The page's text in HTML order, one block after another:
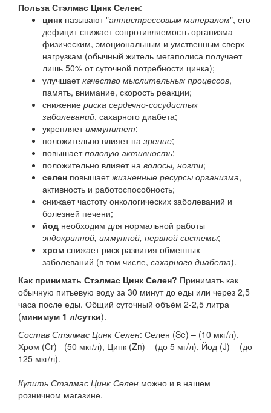
Польза Стэлмас Цинк Селен:
цинк называют "антистрессовым минералом", его
дефицит снижает сопротивляемость организма
физическим, эмоциональным и умственным сверх
нагрузкам (обычный житель мегаполиса получает
лишь 50% от суточной потребности цинка);
улучшаеткачество мыслительных процессов,
память, внимание, скорость реакции;
снижение риска сердечно-сосудистых
заболеваний, сахарного диабета;
укрепляетиммунитет;
положительно влияет на зрение;
повышаетполовую активность;
положительно влияет на волосы, ногти;
селен повышаетжизненные ресурсы организма,
активность и работоспособность;
снижает частоту онкологических заболеваний и
болезней печени;
йод необходим для нормальной работы
эндокринной, иммунной, нервной системы;
хром снижает риск развития обменных
заболеваний (в том числе, сахарного диабета).
Как принимать Стэлмас Цинк Селен? Принимать как
обычную питьевую воду за 30 минут до еды или через 2,5
часа после еды. Общий суточный объём 2-2,5 литра
(минимум 1 л/сутки).
Состав Стэлмас Цинк Селен: Селен (Se) – (10 мкг/л),
Хром (Cr) –(50 мкг/л), Цинк (Zn) – (до 5 мг/л), Йод (J) – (до
125 мкг/л).
Купить Стэлмас Цинк Селен можно и в нашем
розничном магазине.